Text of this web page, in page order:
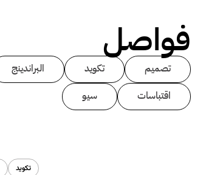
فواصل
تصميم تكويد البراندينج
اقتباسات
سيو
تكويد